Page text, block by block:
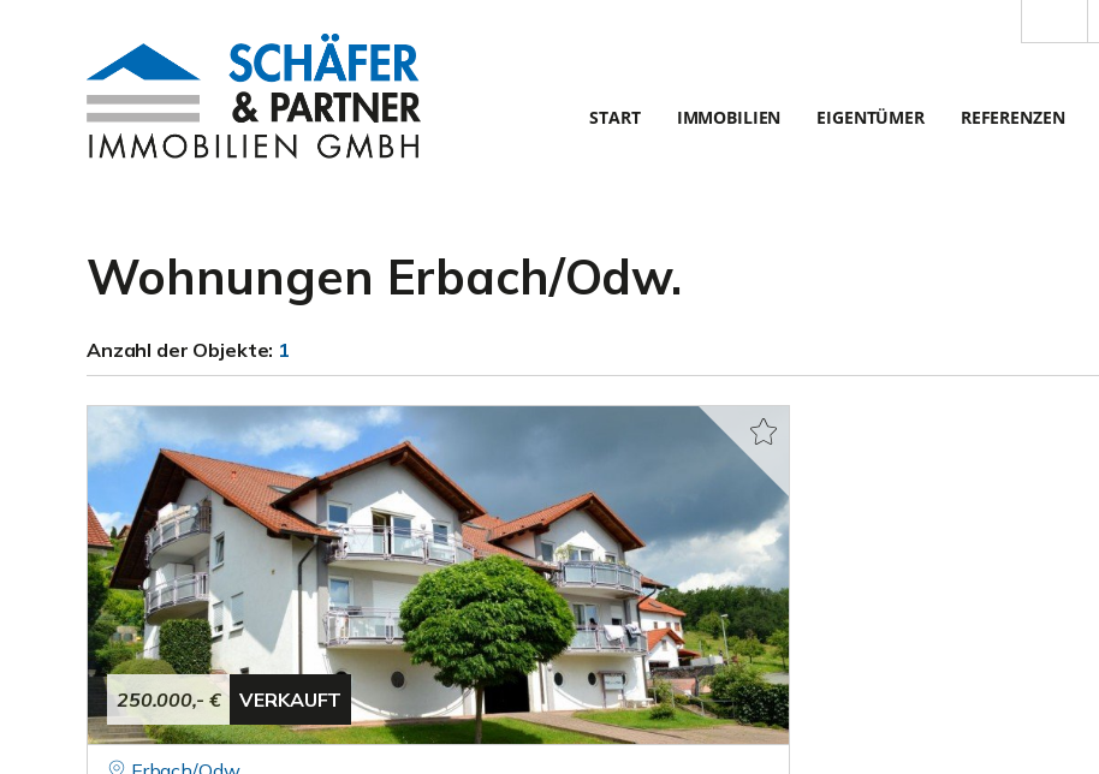
START IMMOBILIEN EIGENTÜMER REFERENZEN
Wohnungen Erbach/Odw.
Anzahl der Objekte: 1
250.000,- € VERKAUFT